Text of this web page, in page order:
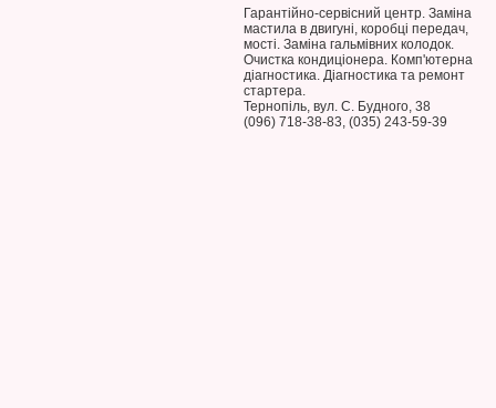
Гарантійно-сервісний центр. Заміна
мастила в двигуні, коробці передач,
мості. Заміна гальмівних колодок.
Очистка кондиціонера. Комп'ютерна
діагностика. Діагностика та ремонт
стартера.
Тернопіль, вул. С. Будного, 38
(096) 718-38-83, (035) 243-59-39